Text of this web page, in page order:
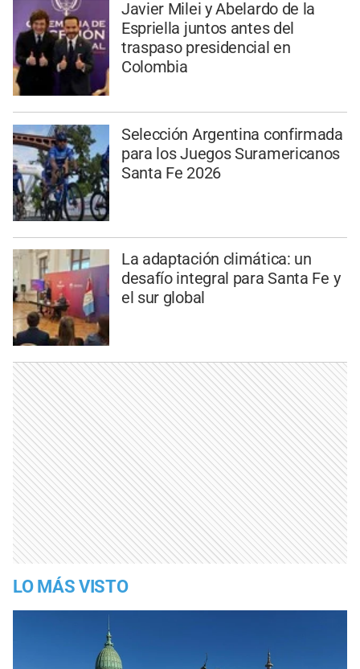
Javier Milei y Abelardo de la
Espriella juntos antes del
traspaso presidencial en
Colombia
Selección Argentina confirmada
para los Juegos Suramericanos
Santa Fe 2026
La adaptación climática: un
desafío integral para Santa Fe y
el sur global
LO MÁS VISTO